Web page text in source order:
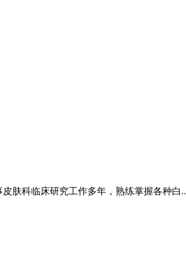
肤科临床研究工作多年，熟练掌握各种白